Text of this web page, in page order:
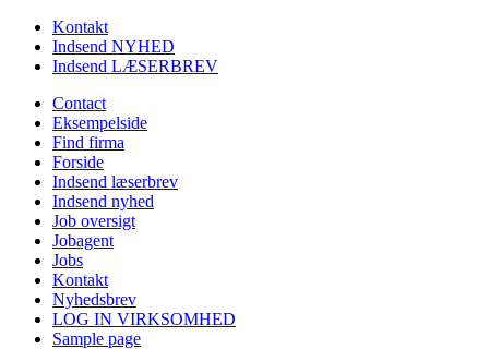
Kontakt
Indsend NYHED
Indsend LÆSERBREV
Contact
Eksempelside
Find firma
Forside
Indsend læserbrev
Indsend nyhed
Job oversigt
Jobagent
Jobs
Kontakt
Nyhedsbrev
LOG IN VIRKSOMHED
Sample page